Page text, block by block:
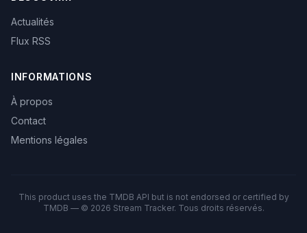
Actualités
Flux RSS
INFORMATIONS
À propos
Contact
Mentions légales
This product uses the TMDB API but is not endorsed or certified by
TMDB — © 2026 Stream Tracker. Tous droits réservés.